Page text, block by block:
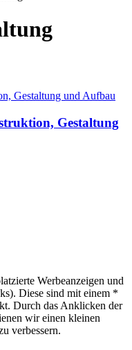
Gestaltung
Werbeanzeigen und
Diese sind mit einem *
Durch das Anklicken der
wir einen kleinen
verbessern.